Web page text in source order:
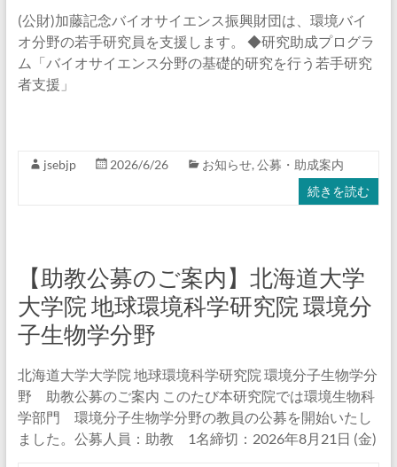
(公財)加藤記念バイオサイエンス振興財団は、環境バイ
オ分野の若手研究員を支援します。 ◆研究助成プログラ
ム「バイオサイエンス分野の基礎的研究を行う若手研究
者支援」
jsebjp 2026/6/26 お知らせ, 公募・助成案内
続きを読む
【助教公募のご案内】北海道大学
大学院 地球環境科学研究院 環境分
子生物学分野
北海道大学大学院 地球環境科学研究院 環境分子生物学分
野 助教公募のご案内 このたび本研究院では環境生物科
学部門 環境分子生物学分野の教員の公募を開始いたし
ました。公募人員：助教 1名締切：2026年8月21日 (金)